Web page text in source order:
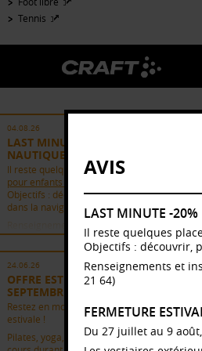
Tennis
04.08.26
LAST MINUTE -20% | SEMAINE
NAUTIQUE ENFANTS
Il reste quelques places pour la
pour enfants
Objectifs : découvrir, progresser, se
dans la navigation à voile et la planche à
auprès du Centre nautique (sur place |
cn@unil.ch| 021 692 21 64)
24.06.26
OFFRE ESTIVALE - 29 JUIN AU 13
SEPTEMBRE
Restez en mouvement tout l'été avec notre
estivale !
Pilates, yoga, full body workout : profitez de
AVIS
LAST MINUTE -
Il reste quelques
Objectifs : découvrir,
Renseignements et
21 64)
FERMETURE
Du 27 juillet au 9